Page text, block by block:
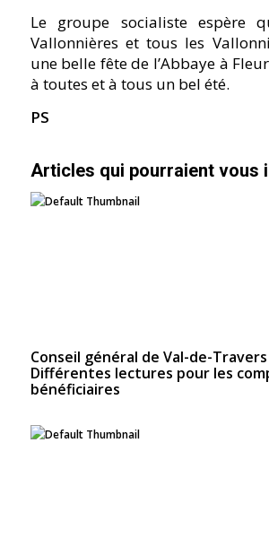
Le groupe socialiste espère
Vallonnières et tous les
une belle fête de l’Abbaye à
à toutes et à tous un bel été.
PS
Articles qui pourraient vous
Conseil général de Val-de-Travers
Différentes lectures pour les
bénéficiaires